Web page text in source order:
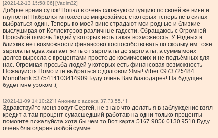
[2021-12-13 15:58:06] [Vadim32]
Доброе время суток! Попал в очень сложную ситуацию по своей же вине и
глупости! Набрался множество микрозаймов с которых теперь не в силах
выбраться один. Теперь по моей вине страдают мои родные и близкие
выслушивая от Коллекторов различные гадости. Обращаюсь с Огромной
Просьбой помочь Людей у которых есть такая возможность. У Родных и
близких нет возможности финансово поспособствовать по скольку им тоже
зарплаты едва хватает жить от зарплаты до зарплаты, а сумма моих
долгов выросла с процентами просто до космических и не подъёмных для
нас. Огромная просьба людей у которых есть финансовая возможность
Пожалуйста Помогите выбраться с долговой Ямы! Viber 0973725484
MonoBank 5375414103414909 Буду очень Вам благодарен! На будущее
будет мне уроком :(
[2021-11-09 14:10:22] [ Аноним с адреса 37.73.55.* ]
Здравствуйте меня зовут Сергей, не знаю что делать я в заблуждение взял
кредит а там процент сумасшедший работаю на одни только проценты
помогите пожалуйста хотя бы чем то Вот карта 5167 9856 6130 9518 Буду
очень благодарен любой сумме.